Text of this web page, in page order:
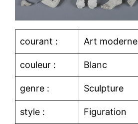
courant : Art moderne
couleur : Blanc
genre : Sculpture
style : Figuration